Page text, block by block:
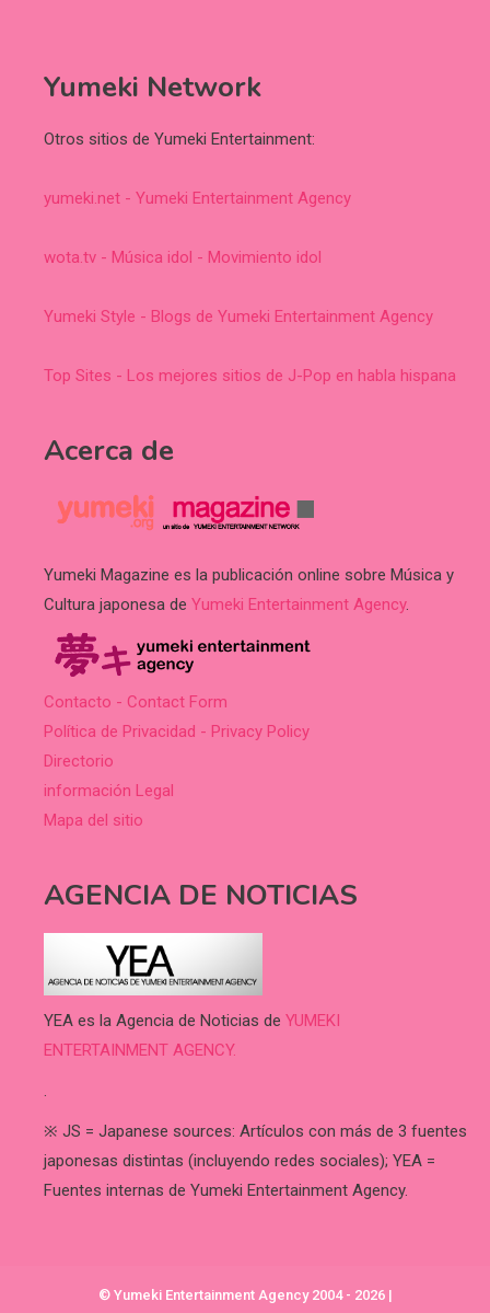
Yumeki Network
Otros sitios de Yumeki Entertainment:
yumeki.net - Yumeki Entertainment Agency
wota.tv - Música idol - Movimiento idol
Yumeki Style - Blogs de Yumeki Entertainment Agency
Top Sites - Los mejores sitios de J-Pop en habla hispana
Acerca de
Yumeki Magazine es la publicación online sobre Música y
Cultura japonesa de Yumeki Entertainment Agency.
Contacto - Contact Form
Política de Privacidad - Privacy Policy
Directorio
información Legal
Mapa del sitio
AGENCIA DE NOTICIAS
YEA es la Agencia de Noticias de YUMEKI
ENTERTAINMENT AGENCY.
.
※ JS = Japanese sources: Artículos con más de 3 fuentes
japonesas distintas (incluyendo redes sociales); YEA =
Fuentes internas de Yumeki Entertainment Agency.
© Yumeki Entertainment Agency 2004 - 2026 |